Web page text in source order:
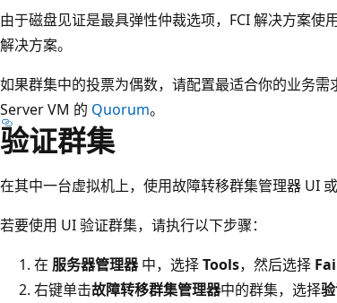
由于磁盘见证是最具弹性仲裁选项，FCI 解决方案
解决方案。
如果群集中的投票为偶数，请配置最适合你的业务需
Server VM 的 Quorum。
验证群集
在其中一台虚拟机上，使用故障转移群集管理器 UI
若要使用 UI 验证群集，请执行以下步骤：
在 服务器管理器中，选择Tools，然后选择
右键单击故障转移群集管理器中的群集，选择